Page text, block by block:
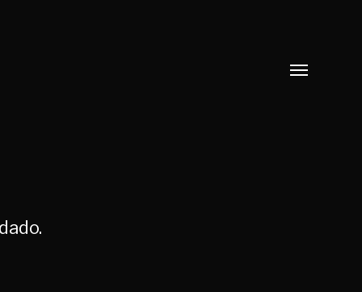
Alternar